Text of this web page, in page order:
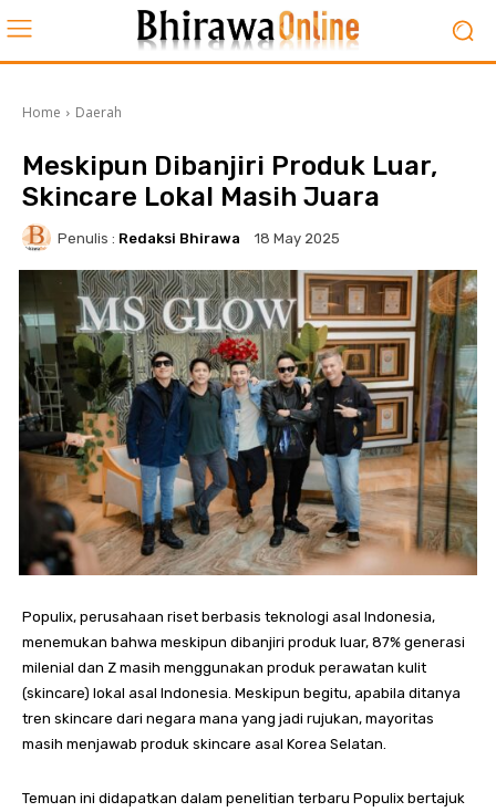
Home Daerah
Meskipun Dibanjiri Produk Luar,
Skincare Lokal Masih Juara
Penulis : Redaksi Bhirawa 18 May 2025
Populix, perusahaan riset berbasis teknologi asal Indonesia,
menemukan bahwa meskipun dibanjiri produk luar, 87% generasi
milenial dan Z masih menggunakan produk perawatan kulit
(skincare) lokal asal Indonesia. Meskipun begitu, apabila ditanya
tren skincare dari negara mana yang jadi rujukan, mayoritas
masih menjawab produk skincare asal Korea Selatan.
Temuan ini didapatkan dalam penelitian terbaru Populix bertajuk